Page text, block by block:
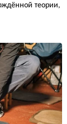
теории,